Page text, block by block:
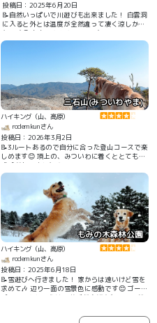
投稿日：2025年6月20日
📝自然いっぱいで川遊びも出来ました！ 白雲洞
に入ると外とは温度が全然違って凄く涼しかっ
たです😊 もちろんわんこOKです！
三石山(みついわやま)
ハイキング（山、高原）
rodemkunさん
投稿日：2026年3月2日
📝3ルートあるので自分に合った登山コースで楽
しめます😊 頂上の、みついわに着くととても達
成感がありました🎶
もみの木森林公園
ハイキング（山、高原）
rodemkunさん
投稿日：2025年6月18日
📝雪遊びへ行きました！ 家からは遠いけど雪を
求めて🎶 辺り一面の雪景色に感動です😊 ゴール
デンのりんとるうは雪遊びが大好きなので雪が